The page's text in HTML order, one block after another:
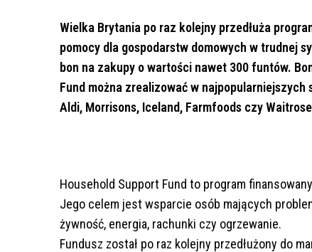
Wielka Brytania po raz kolejny przedłuża
pomocy dla gospodarstw domowych w trudnej
bon na zakupy o wartości nawet 300 funtów.
Fund można zrealizować w najpopularniejszych
Aldi, Morrisons, Iceland, Farmfoods czy
Household Support Fund to program
Jego celem jest wsparcie osób mających
żywność, energia, rachunki czy ogrzewanie.
Fundusz został po raz kolejny przedłużony do